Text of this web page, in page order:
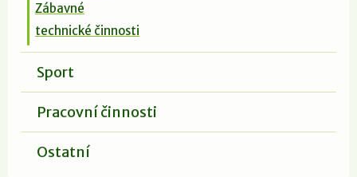
Zábavné
technické činnosti
Sport
Pracovní činnosti
Ostatní